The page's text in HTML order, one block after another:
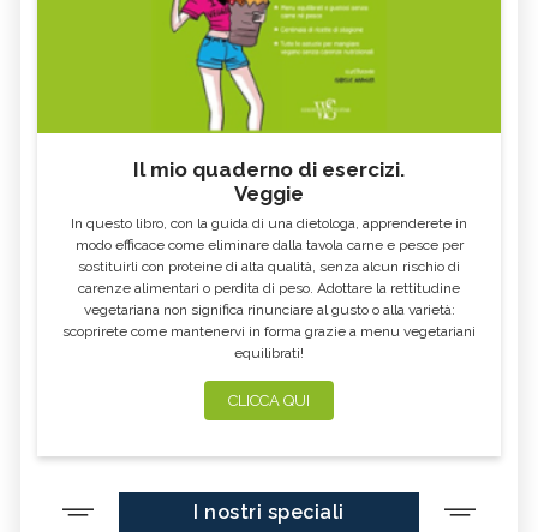
STITICHEZZA E OMEOPATIA
ALITOSI, I RIMEDI NATURALI
OMEOPATICI
Il mio quaderno di esercizi.
Veggie
In questo libro, con la guida di una dietologa, apprenderete in
modo efficace come eliminare dalla tavola carne e pesce per
sostituirli con proteine di alta qualità, senza alcun rischio di
carenze alimentari o perdita di peso. Adottare la rettitudine
vegetariana non significa rinunciare al gusto o alla varietà:
scoprirete come mantenervi in forma grazie a menu vegetariani
equilibrati!
CLICCA QUI
I nostri speciali